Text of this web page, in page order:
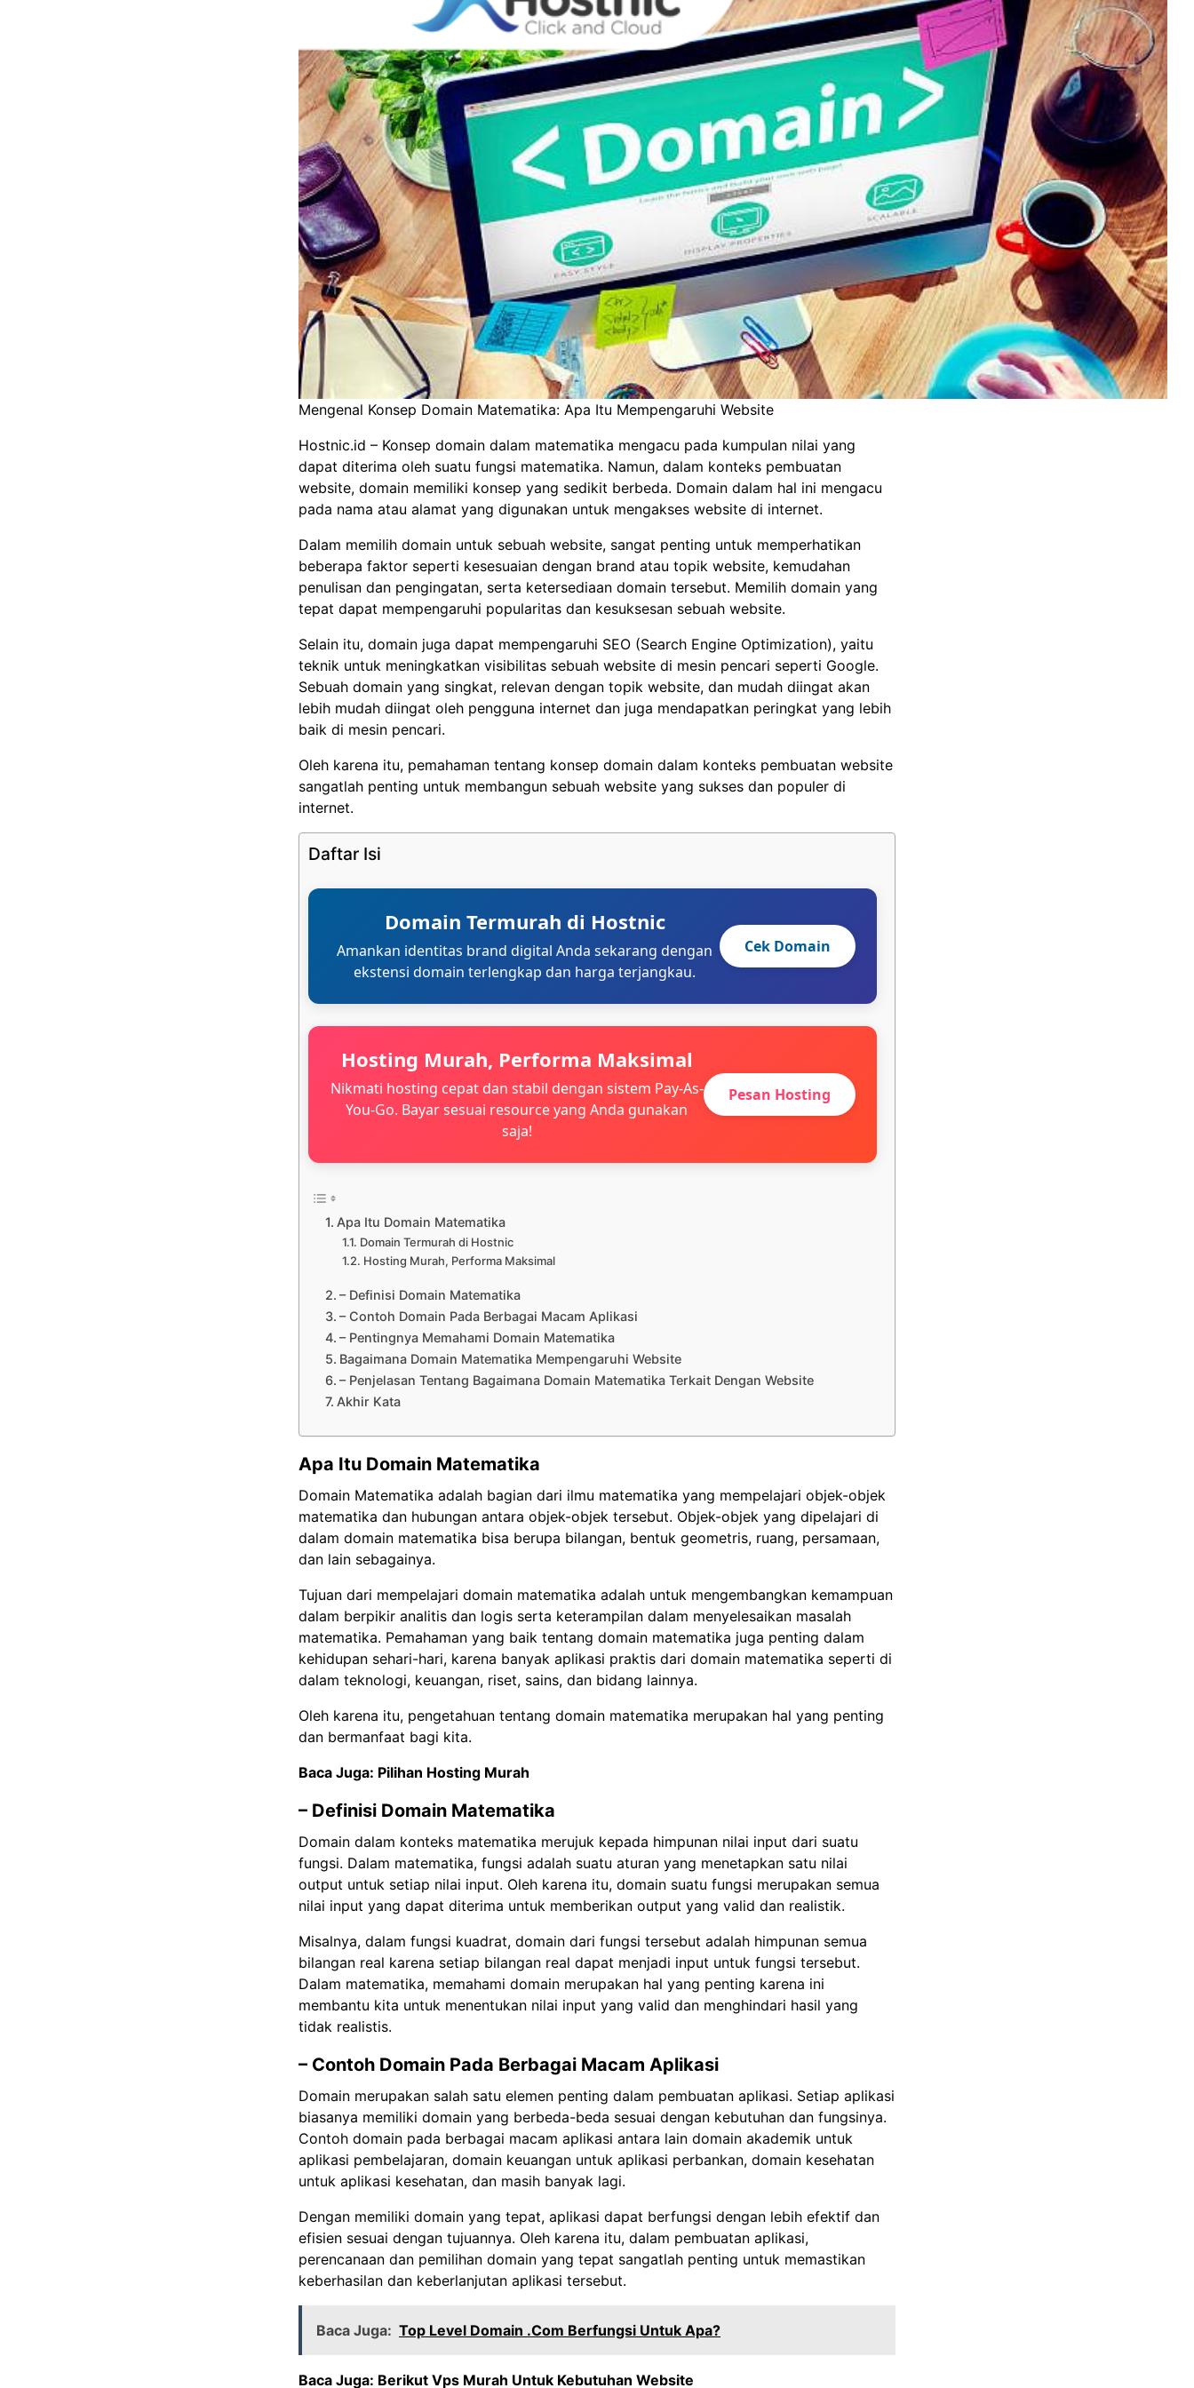
Mengenal Konsep Domain Matematika: Apa Itu Mempengaruhi Website
Hostnic.id – Konsep domain dalam matematika mengacu pada kumpulan nilai yang
dapat diterima oleh suatu fungsi matematika. Namun, dalam konteks pembuatan
website, domain memiliki konsep yang sedikit berbeda. Domain dalam hal ini mengacu
pada nama atau alamat yang digunakan untuk mengakses website di internet.
Dalam memilih domain untuk sebuah website, sangat penting untuk memperhatikan
beberapa faktor seperti kesesuaian dengan brand atau topik website, kemudahan
penulisan dan pengingatan, serta ketersediaan domain tersebut. Memilih domain yang
tepat dapat mempengaruhi popularitas dan kesuksesan sebuah website.
Selain itu, domain juga dapat mempengaruhi SEO (Search Engine Optimization), yaitu
teknik untuk meningkatkan visibilitas sebuah website di mesin pencari seperti Google.
Sebuah domain yang singkat, relevan dengan topik website, dan mudah diingat akan
lebih mudah diingat oleh pengguna internet dan juga mendapatkan peringkat yang lebih
baik di mesin pencari.
Oleh karena itu, pemahaman tentang konsep domain dalam konteks pembuatan website
sangatlah penting untuk membangun sebuah website yang sukses dan populer di
internet.
Daftar Isi
Domain Termurah di Hostnic
Amankan identitas brand digital Anda sekarang dengan
ekstensi domain terlengkap dan harga terjangkau.
Cek Domain
Hosting Murah, Performa Maksimal
Nikmati hosting cepat dan stabil dengan sistem Pay-As-
You-Go. Bayar sesuai resource yang Anda gunakan
saja!
Pesan Hosting
Apa Itu Domain Matematika
Domain Termurah di Hostnic
Hosting Murah, Performa Maksimal
– Definisi Domain Matematika
– Contoh Domain Pada Berbagai Macam Aplikasi
– Pentingnya Memahami Domain Matematika
Bagaimana Domain Matematika Mempengaruhi Website
– Penjelasan Tentang Bagaimana Domain Matematika Terkait Dengan Website
Akhir Kata
Apa Itu Domain Matematika
Domain Matematika adalah bagian dari ilmu matematika yang mempelajari objek-objek
matematika dan hubungan antara objek-objek tersebut. Objek-objek yang dipelajari di
dalam domain matematika bisa berupa bilangan, bentuk geometris, ruang, persamaan,
dan lain sebagainya.
Tujuan dari mempelajari domain matematika adalah untuk mengembangkan kemampuan
dalam berpikir analitis dan logis serta keterampilan dalam menyelesaikan masalah
matematika. Pemahaman yang baik tentang domain matematika juga penting dalam
kehidupan sehari-hari, karena banyak aplikasi praktis dari domain matematika seperti di
dalam teknologi, keuangan, riset, sains, dan bidang lainnya.
Oleh karena itu, pengetahuan tentang domain matematika merupakan hal yang penting
dan bermanfaat bagi kita.
Baca Juga: Pilihan Hosting Murah
– Definisi Domain Matematika
Domain dalam konteks matematika merujuk kepada himpunan nilai input dari suatu
fungsi. Dalam matematika, fungsi adalah suatu aturan yang menetapkan satu nilai
output untuk setiap nilai input. Oleh karena itu, domain suatu fungsi merupakan semua
nilai input yang dapat diterima untuk memberikan output yang valid dan realistik.
Misalnya, dalam fungsi kuadrat, domain dari fungsi tersebut adalah himpunan semua
bilangan real karena setiap bilangan real dapat menjadi input untuk fungsi tersebut.
Dalam matematika, memahami domain merupakan hal yang penting karena ini
membantu kita untuk menentukan nilai input yang valid dan menghindari hasil yang
tidak realistis.
– Contoh Domain Pada Berbagai Macam Aplikasi
Domain merupakan salah satu elemen penting dalam pembuatan aplikasi. Setiap aplikasi
biasanya memiliki domain yang berbeda-beda sesuai dengan kebutuhan dan fungsinya.
Contoh domain pada berbagai macam aplikasi antara lain domain akademik untuk
aplikasi pembelajaran, domain keuangan untuk aplikasi perbankan, domain kesehatan
untuk aplikasi kesehatan, dan masih banyak lagi.
Dengan memiliki domain yang tepat, aplikasi dapat berfungsi dengan lebih efektif dan
efisien sesuai dengan tujuannya. Oleh karena itu, dalam pembuatan aplikasi,
perencanaan dan pemilihan domain yang tepat sangatlah penting untuk memastikan
keberhasilan dan keberlanjutan aplikasi tersebut.
Baca Juga: Top Level Domain .Com Berfungsi Untuk Apa?
Baca Juga: Berikut Vps Murah Untuk Kebutuhan Website